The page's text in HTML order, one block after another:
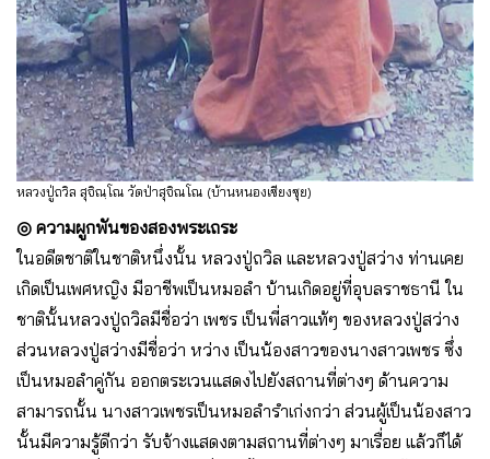
หลวงปู่ถวิล สุจิณฺโณ วัดป่าสุจิณโณ (บ้านหนองเซียงซุย)
◎ ความผูกพันของสองพระเถระ
ในอดีตชาติในชาติหนึ่งนั้น หลวงปู่ถวิล และหลวงปู่สว่าง ท่านเคย
เกิดเป็นเพศหญิง มีอาชีพเป็นหมอลํา บ้านเกิดอยู่ที่อุบลราชธานี ใน
ชาตินั้นหลวงปู่ถวิลมีชื่อว่า เพชร เป็นพี่สาวแท้ๆ ของหลวงปู่สว่าง
ส่วนหลวงปู่สว่างมีชื่อว่า หว่าง เป็นน้องสาวของนางสาวเพชร ซึ่ง
เป็นหมอลําคู่กัน ออกตระเวนแสดงไปยังสถานที่ต่างๆ ด้านความ
สามารถนั้น นางสาวเพชรเป็นหมอลํารําเก่งกว่า ส่วนผู้เป็นน้องสาว
นั้นมีความรู้ดีกว่า รับจ้างแสดงตามสถานที่ต่างๆ มาเรื่อย แล้วก็ได้